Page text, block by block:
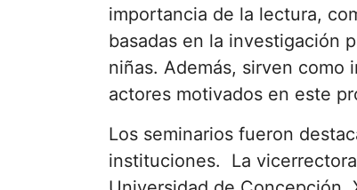
importancia de la lectura,
basadas en la investigación
niñas. Además, sirven como
actores motivados en este
Los seminarios fueron
instituciones. La